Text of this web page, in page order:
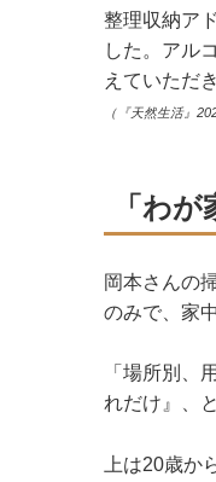
整理収納ア
した。アル
えていただ
（『天然生活』
「わ
岡本さんの
のみで、家
「場所別、
れだけ』、
上は20歳